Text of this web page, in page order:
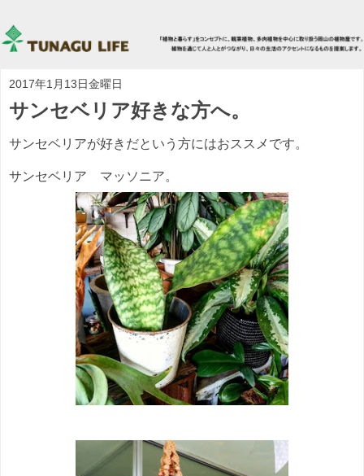
2017年1月13日金曜日
サンセベリア好きな方へ。
サンセベリアが好きだという方にはおススメです。
サンセベリア マッソニア。